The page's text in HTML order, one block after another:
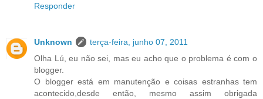
Responder
Unknown
terça-feira, junho 07, 2011
Olha Lú, eu não sei, mas eu acho que o problema é com o
blogger.
O blogger está em manutenção e coisas estranhas tem
acontecido,desde então, mesmo assim obrigada